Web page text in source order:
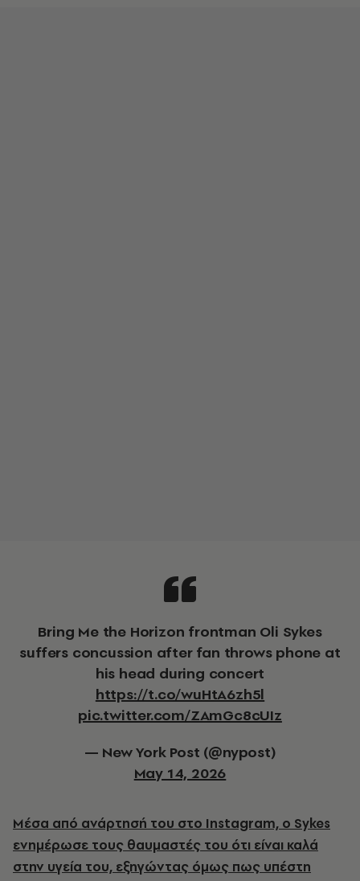
Bring Me the Horizon frontman Oli Sykes
suffers concussion after fan throws phone at
his head during concert
https://t.co/wuHtA6zh5l
pic.twitter.com/ZAmGc8cUIz
— New York Post (@nypost)
May 14, 2026
Μέσα από ανάρτησή του στο Instagram, ο Sykes
ενημέρωσε τους θαυμαστές του ότι είναι καλά
στην υγεία του, εξηγώντας όμως πως υπέστη